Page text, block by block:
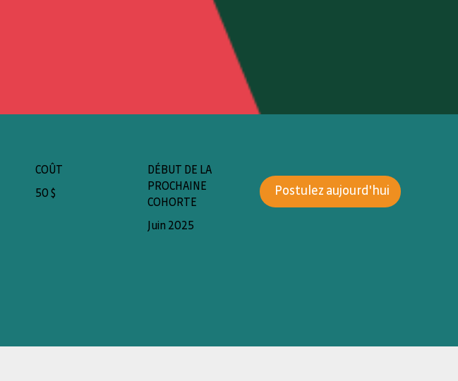
COÛT
50 $
DÉBUT DE LA
PROCHAINE
COHORTE
Juin 2025
Postulez aujourd'hui